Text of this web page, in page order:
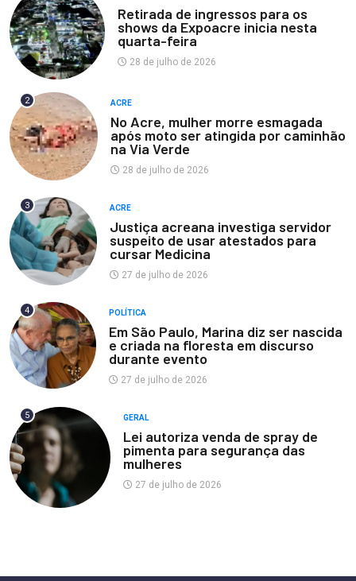
Retirada de ingressos para os
shows da Expoacre inicia nesta
quarta-feira
28 de julho de 2026
2 ACRE
No Acre, mulher morre esmagada
após moto ser atingida por caminhão
na Via Verde
28 de julho de 2026
3 ACRE
Justiça acreana investiga servidor
suspeito de usar atestados para
cursar Medicina
27 de julho de 2026
4 POLÍTICA
Em São Paulo, Marina diz ser nascida
e criada na floresta em discurso
durante evento
27 de julho de 2026
5 GERAL
Lei autoriza venda de spray de
pimenta para segurança das
mulheres
27 de julho de 2026